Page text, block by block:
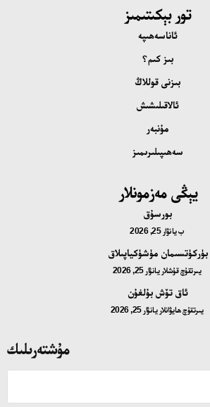
تور بېكىتىمىز
ئاناسەھىپە
بىز كىم؟
بىزنى قوللاڭ
ئالاقىلىشىش
مۇنبەر
سەھىپىلىرىمىز
يېڭى مەزمونلار
بورسۇق
بيانۋار 25, 2026
بۈركۈتسىمان مۈشۈكياپىلاق
يىرتقۇچ قۇشلار يانۋار 25, 2026
ئاق تۆش بۇلغۇن
يىرتقۇچ ھايۋانلار يانۋار 25, 2026
مۇشتەرىلىك